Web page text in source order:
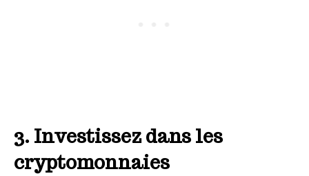
3. Investissez dans les
cryptomonnaies